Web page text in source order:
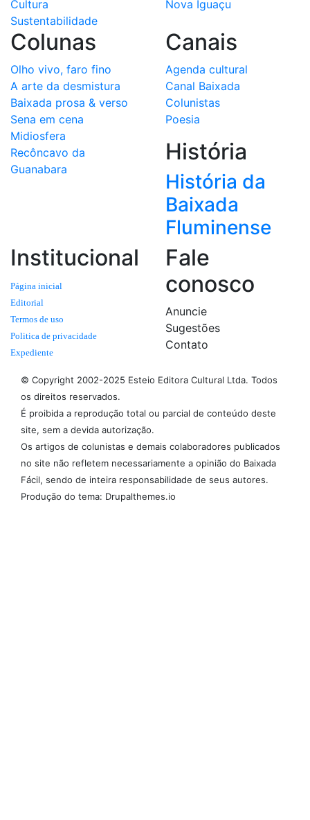
Cultura
Sustentabilidade
Nova Iguaçu
Colunas
Olho vivo, faro fino
A arte da desmistura
Baixada prosa & verso
Sena em cena
Midiosfera
Recôncavo da
Guanabara
Canais
Agenda cultural
Canal Baixada
Colunistas
Poesia
História
História da
Baixada
Fluminense
Institucional
Página inicial
Editorial
Termos de uso
Politica de privacidade
Expediente
Fale
conosco
Anuncie
Sugestões
Contato
© Copyright 2002-2025 Esteio Editora Cultural Ltda. Todos
os direitos reservados.
É proibida a reprodução total ou parcial de conteúdo deste
site, sem a devida autorização.
Os artigos de colunistas e demais colaboradores publicados
no site não refletem necessariamente a opinião do Baixada
Fácil, sendo de inteira responsabilidade de seus autores.
Produção do tema: Drupalthemes.io